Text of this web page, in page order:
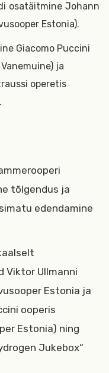
osatäitmine Johann
Estonia).
Giacomo Puccini
ja
operetis
tõlgendus ja
edendamine
Viktor Ullmanni
Estonia ja
ooperis
Estonia) ning
Jukebox“